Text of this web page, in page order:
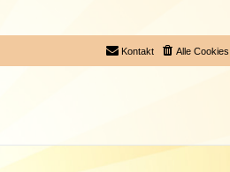
Alle
Kontakt